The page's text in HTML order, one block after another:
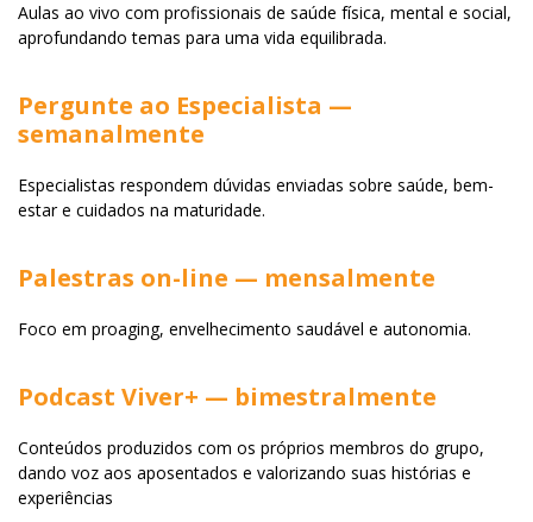
Aulas ao vivo com profissionais de saúde física, mental e social,
aprofundando temas para uma vida equilibrada.
Pergunte ao Especialista —
semanalmente
Especialistas respondem dúvidas enviadas sobre saúde, bem-
estar e cuidados na maturidade.
Palestras on-line — mensalmente
Foco em proaging, envelhecimento saudável e autonomia.
Podcast Viver+ — bimestralmente
Conteúdos produzidos com os próprios membros do grupo,
dando voz aos aposentados e valorizando suas histórias e
experiências